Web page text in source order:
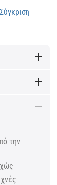
Σύγκριση
την